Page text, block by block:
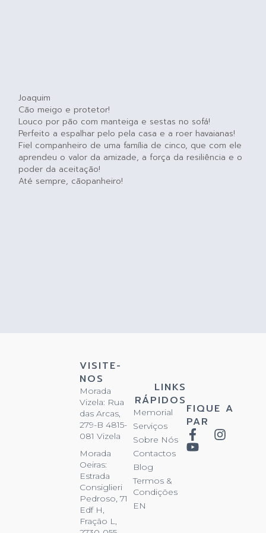
Joaquim
Cão meigo e protetor!
Louco por pão com manteiga e sestas no sofá!
Perfeito a espalhar pelo pela casa e a roer havaianas!
Fiel companheiro de uma família de cinco, que com ele
aprendeu o valor da amizade, a força da resiliência e o
poder da aceitação!
Até sempre, cãopanheiro!
VISITE-
NOS
Morada
Vizela: Rua
das Arcas,
279-B 4815-
081 Vizela
Morada
Oeiras:
Estrada
Consiglieri
Pedroso, 71
Edf H,
Fração L,
LINKS
RÁPIDOS
Memorial
Serviços
Sobre Nós
Contactos
Blog
Termos &
Condições
EN
FIQUE A
PAR